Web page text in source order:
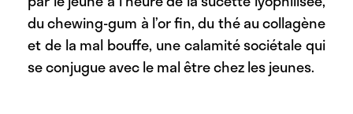
du chewing-gum à l’or fin, du thé au collagène
et de la mal bouffe, une calamité sociétale qui
se conjugue avec le mal être chez les jeunes.